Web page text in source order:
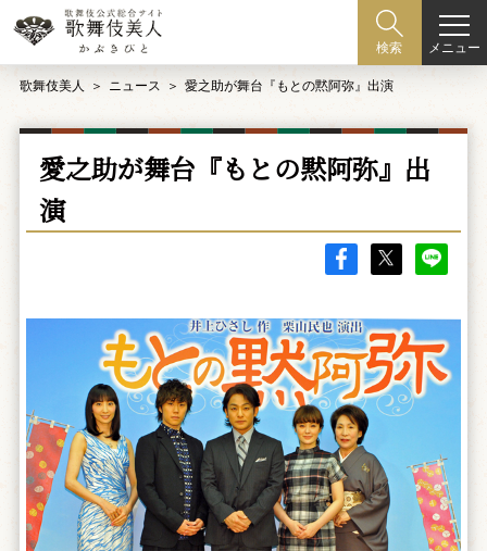
検索 メニュー
歌舞伎美人 ニュース 愛之助が舞台『もとの黙阿弥』出演
愛之助が舞台『もとの黙阿弥』出
演